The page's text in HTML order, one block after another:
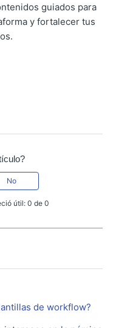
guiados para
y fortalecer tus
No
útil: 0 de 0
de workflow?